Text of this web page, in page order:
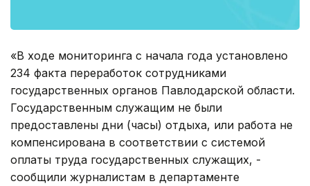
«В ходе мониторинга с начала года установлено
234 факта переработок сотрудниками
государственных органов Павлодарской области.
Государственным служащим не были
предоставлены дни (часы) отдыха, или работа не
компенсирована в соответствии с системой
оплаты труда государственных служащих, -
сообщили журналистам в департаменте